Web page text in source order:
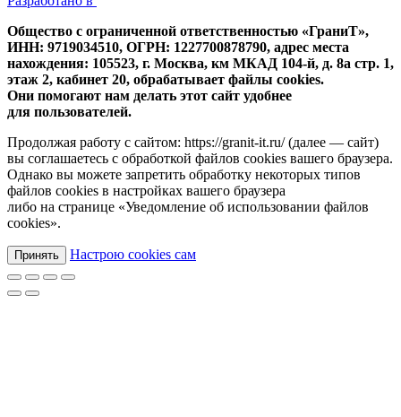
Общество с ограниченной ответственностью «ГраниТ»,
ИНН: 9719034510, ОГРН: 1227700878790, адрес места
нахождения: 105523, г. Москва, км МКАД 104-й, д. 8а стр. 1,
этаж 2, кабинет 20, обрабатывает файлы cookies.
Они помогают нам делать этот сайт удобнее
для пользователей.
Продолжая работу с сайтом: https://granit-it.ru/ (далее — сайт)
вы соглашаетесь с обработкой файлов cookies вашего браузера.
Однако вы можете запретить обработку некоторых типов
файлов cookies в настройках вашего браузера
либо на странице «Уведомление об использовании файлов
cookies».
Принять Настрою cookies сам